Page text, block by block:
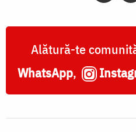
Alătură-te
WhatsApp,